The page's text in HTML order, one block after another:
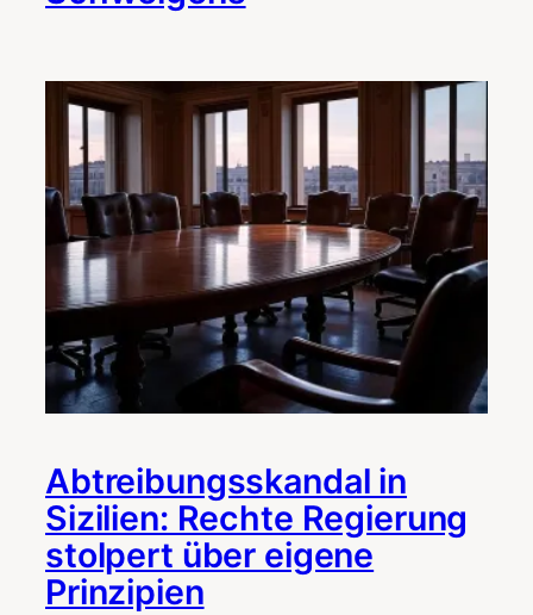
Abtreibungsskandal in
Sizilien: Rechte Regierung
stolpert über eigene
Prinzipien